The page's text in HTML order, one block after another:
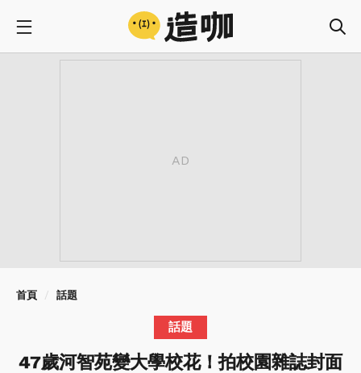
首頁 話題
話題
47歲河智苑變大學校花！拍校園雜誌封面